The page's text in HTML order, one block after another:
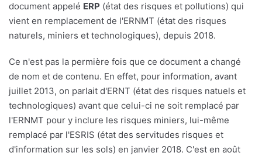
document appelé ERP (état des risques et pollutions) qui
vient en remplacement de l'ERNMT (état des risques
naturels, miniers et technologiques), depuis 2018.
Ce n'est pas la permière fois que ce document a changé
de nom et de contenu. En effet, pour information, avant
juillet 2013, on parlait d'ERNT (état des risques natuels et
technologiques) avant que celui-ci ne soit remplacé par
l'ERNMT pour y inclure les risques miniers, lui-même
remplacé par l'ESRIS (état des servitudes risques et
d'information sur les sols) en janvier 2018. C'est en août